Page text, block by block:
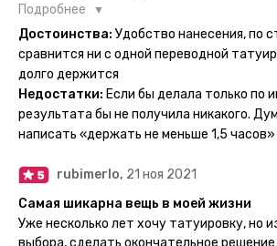
настоящие, и не тускнеют больше
на контакты с водой! На сайте очень
тематике и размерам, быстрая доставка.
очередного рисунка у меня на руке
каждый раз уточняют, временная ли
решила себе что-то набить :) Т. к. если
инструкции, то её действительно не
настоящей. Главное, не стараться
тату на какой-то маленький участок
запястье) - вследствие чего могут плохо
какие-то части рисунка. Но это, скажем
вы берёте на себя сами ;)
Подробнее
Достоинства: Удобство нанесения, по
сравнится ни с одной переводной
долго держится
Недостатки: Если бы делала только по
результата бы не получила никакого.
написать «держать не меньше 1,5 часов»
rubimerlo, 21 ноя 2021
Самая шикарна вещь в моей жизни
Уже несколько лет хочу татуировку, но
выбора, сделать окончательное решение